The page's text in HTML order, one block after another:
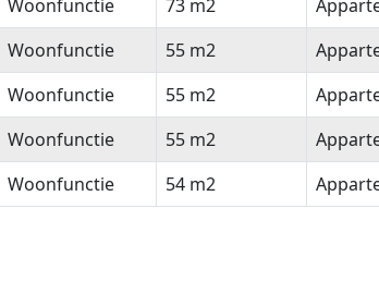
Woonfunctie 73 m2
Woonfunctie 55 m2
Woonfunctie 55 m2
Woonfunctie 55 m2
Woonfunctie 54 m2